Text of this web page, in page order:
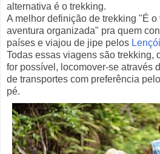
alternativa é o trekking.
A melhor definição de trekking "É o
aventura organizada" pra quem
países e viajou de jipe pelos
Todas essas viagens são trekking,
for possível, locomover-se através
de transportes com preferência
pé.